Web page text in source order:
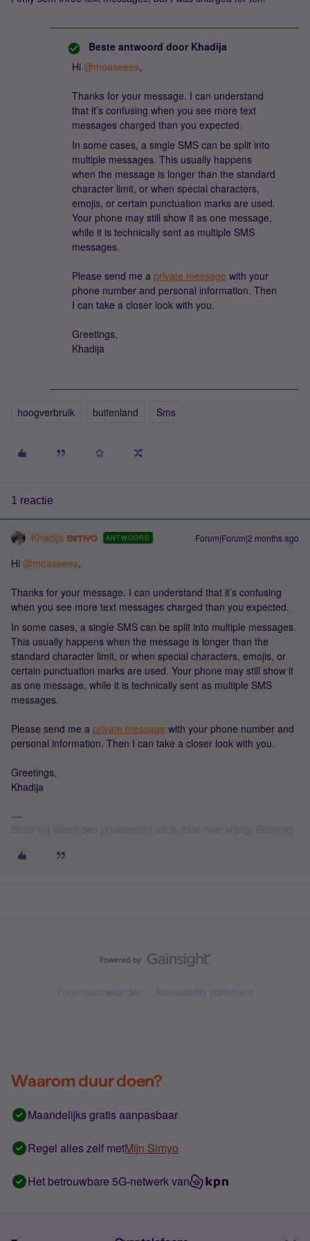
Beste antwoord door Khadija
Hi ​ @moaseees,
Thanks for your message. I can understand
that it’s confusing when you see more text
messages charged than you expected.
In some cases, a single SMS can be split into
multiple messages. This usually happens
when the message is longer than the standard
character limit, or when special characters,
emojis, or certain punctuation marks are used.
Your phone may still show it as one message,
while it is technically sent as multiple SMS
messages.
Please send me a private message with your
phone number and personal information. Then
I can take a closer look with you.
Greetings,
Khadija
hoogverbruik buitenland Sms
1 reactie
Khadija ANTWOORD Forum|Forum|2 months ago
Hi ​ @moaseees,
Thanks for your message. I can understand that it’s confusing
when you see more text messages charged than you expected.
In some cases, a single SMS can be split into multiple messages.
This usually happens when the message is longer than the
standard character limit, or when special characters, emojis, or
certain punctuation marks are used. Your phone may still show it
as one message, while it is technically sent as multiple SMS
messages.
Please send me a private message with your phone number and
personal information. Then I can take a closer look with you.
Greetings,
Khadija
Forumvoorwaarden Accessibility statement
Waarom duur doen?
Maandelijks gratis aanpasbaar
Regel alles zelf metMijn Simyo
Het betrouwbare 5G-netwerk van